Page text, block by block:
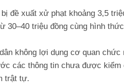
đề xuất xử phạt khoảng 3,5
30–40 triệu đồng cùng hình
không lợi dụng cơ quan chức
các thông tin chưa được kiểm
trật tự.